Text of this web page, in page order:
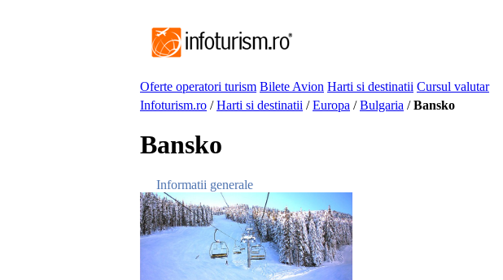
Oferte operatori turism Bilete Avion Harti si destinatii Cursul valutar
Infoturism.ro /Harti si destinatii /Europa /Bulgaria /Bansko
Bansko
Informatii generale